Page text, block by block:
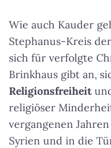
Wie auch Kauder
Stephanus-Kreis
sich für verfolgte
Brinkhaus gibt an,
Religionsfreiheit
religiöser
vergangenen
Syrien und in die